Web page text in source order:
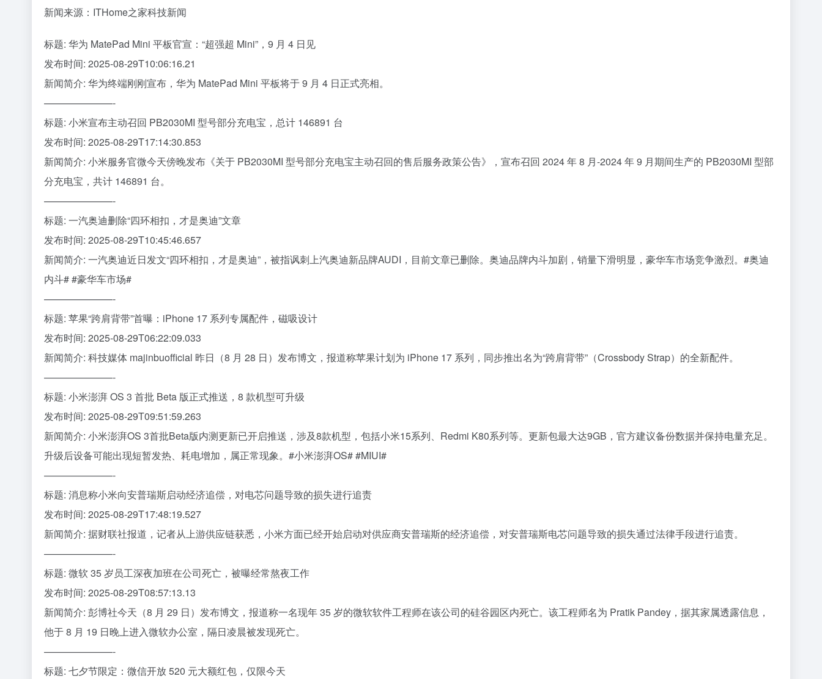
新闻来源：ITHome之家科技新闻
标题: 华为 MatePad Mini 平板官宣：“超强超 Mini”，9 月 4 日见
发布时间: 2025-08-29T10:06:16.21
新闻简介: 华为终端刚刚宣布，华为 MatePad Mini 平板将于 9 月 4 日正式亮相。
———————-
标题: 小米宣布主动召回 PB2030MI 型号部分充电宝，总计 146891 台
发布时间: 2025-08-29T17:14:30.853
新闻简介: 小米服务官微今天傍晚发布《关于 PB2030MI 型号部分充电宝主动召回的售后服务政策公告》，宣布召回 2024 年 8 月-2024 年 9 月期间生产的 PB2030MI 型部
分充电宝，共计 146891 台。
———————-
标题: 一汽奥迪删除“四环相扣，才是奥迪”文章
发布时间: 2025-08-29T10:45:46.657
新闻简介: 一汽奥迪近日发文“四环相扣，才是奥迪”，被指讽刺上汽奥迪新品牌AUDI，目前文章已删除。奥迪品牌内斗加剧，销量下滑明显，豪华车市场竞争激烈。#奥迪
内斗# #豪华车市场#
———————-
标题: 苹果“跨肩背带”首曝：iPhone 17 系列专属配件，磁吸设计
发布时间: 2025-08-29T06:22:09.033
新闻简介: 科技媒体 majinbuofficial 昨日（8 月 28 日）发布博文，报道称苹果计划为 iPhone 17 系列，同步推出名为“跨肩背带”（Crossbody Strap）的全新配件。
———————-
标题: 小米澎湃 OS 3 首批 Beta 版正式推送，8 款机型可升级
发布时间: 2025-08-29T09:51:59.263
新闻简介: 小米澎湃OS 3首批Beta版内测更新已开启推送，涉及8款机型，包括小米15系列、Redmi K80系列等。更新包最大达9GB，官方建议备份数据并保持电量充足。
升级后设备可能出现短暂发热、耗电增加，属正常现象。#小米澎湃OS# #MIUI#
———————-
标题: 消息称小米向安普瑞斯启动经济追偿，对电芯问题导致的损失进行追责
发布时间: 2025-08-29T17:48:19.527
新闻简介: 据财联社报道，记者从上游供应链获悉，小米方面已经开始启动对供应商安普瑞斯的经济追偿，对安普瑞斯电芯问题导致的损失通过法律手段进行追责。
———————-
标题: 微软 35 岁员工深夜加班在公司死亡，被曝经常熬夜工作
发布时间: 2025-08-29T08:57:13.13
新闻简介: 彭博社今天（8 月 29 日）发布博文，报道称一名现年 35 岁的微软软件工程师在该公司的硅谷园区内死亡。该工程师名为 Pratik Pandey，据其家属透露信息，
他于 8 月 19 日晚上进入微软办公室，隔日凌晨被发现死亡。
———————-
标题: 七夕节限定：微信开放 520 元大额红包，仅限今天